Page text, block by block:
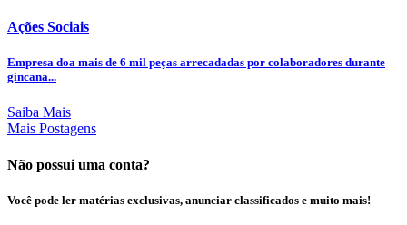
Ações Sociais
Empresa doa mais de 6 mil peças arrecadadas por colaboradores durante
gincana...
Saiba Mais
Mais Postagens
Não possui uma conta?
Você pode ler matérias exclusivas, anunciar classificados e muito mais!